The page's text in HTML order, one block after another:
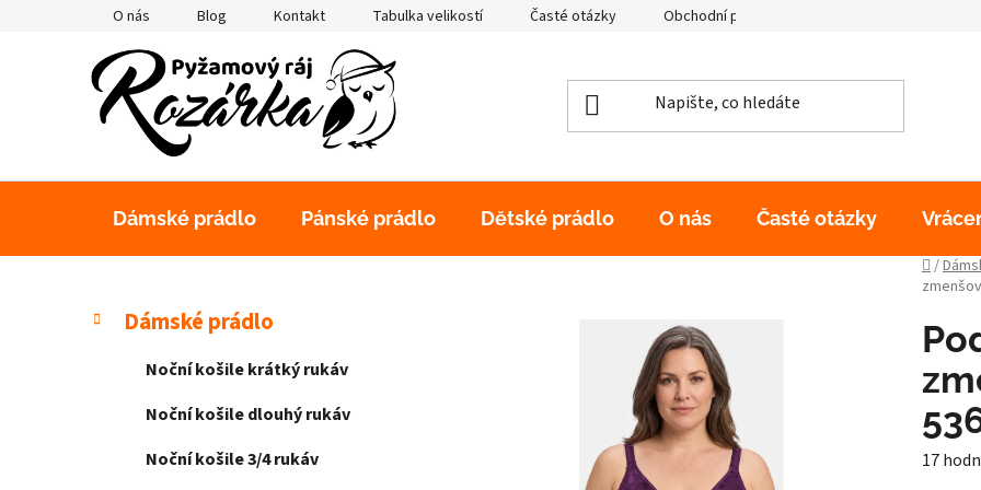
O nás Blog Kontakt Tabulka velikostí Časté otázky Obchodní podmínky
Dámské prádlo Pánské prádlo Dětské prádlo O nás Časté otázky
Domů
/
P
Přeskočit
kategorie
K
a
Dámské prádlo
Noční košile krátký rukáv
Noční košile dlouhý rukáv
Noční košile 3/4 rukáv
17